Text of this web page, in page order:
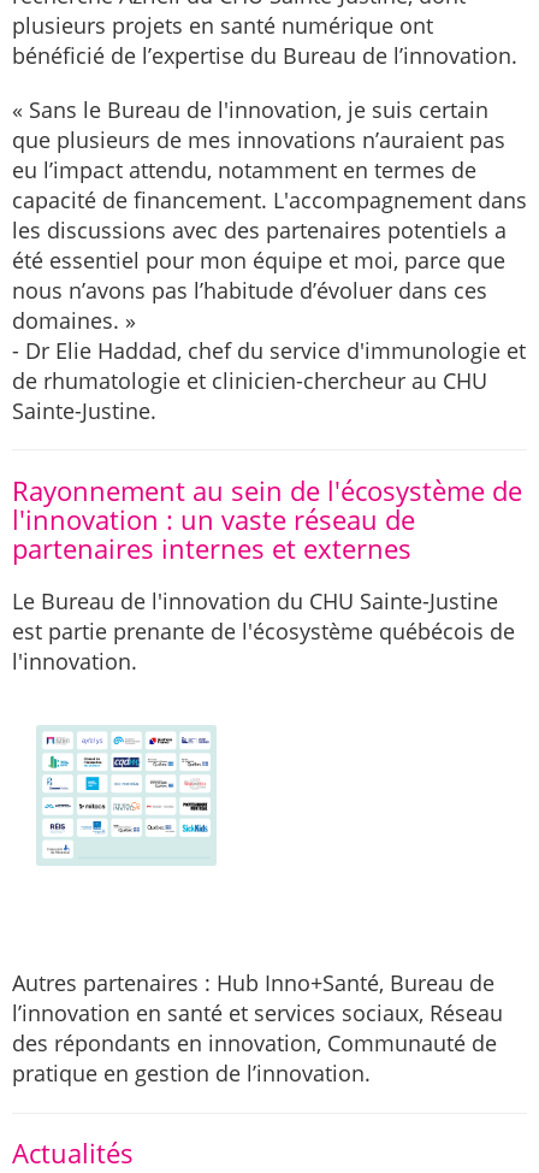
plusieurs projets en santé numérique ont
bénéficié de l’expertise du Bureau de l’innovation.
« Sans le Bureau de l'innovation, je suis certain
que plusieurs de mes innovations n’auraient pas
eu l’impact attendu, notamment en termes de
capacité de financement. L'accompagnement dans
les discussions avec des partenaires potentiels a
été essentiel pour mon équipe et moi, parce que
nous n’avons pas l’habitude d’évoluer dans ces
domaines. »
- Dr Elie Haddad, chef du service d'immunologie et
de rhumatologie et clinicien-chercheur au CHU
Sainte-Justine.
Rayonnement au sein de l'écosystème de
l'innovation : un vaste réseau de
partenaires internes et externes
Le Bureau de l'innovation du CHU Sainte-Justine
est partie prenante de l'écosystème québécois de
l'innovation.
Autres partenaires : Hub Inno+Santé, Bureau de
l’innovation en santé et services sociaux, Réseau
des répondants en innovation, Communauté de
pratique en gestion de l’innovation.
Actualités